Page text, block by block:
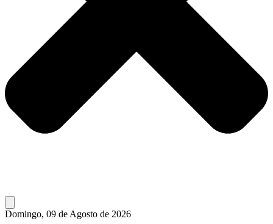
Domingo, 09 de Agosto de 2026